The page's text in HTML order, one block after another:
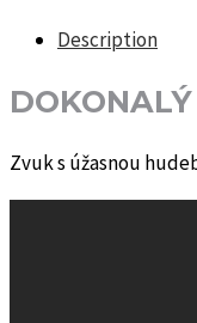
Description
Zvuk s úžasnou